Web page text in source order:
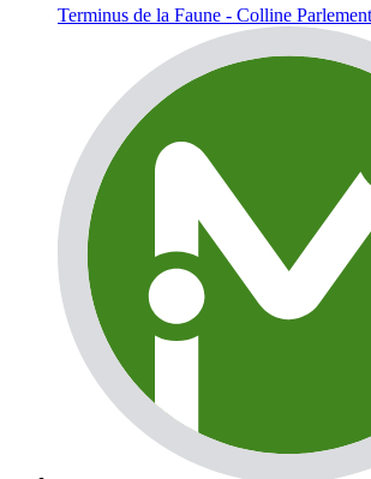
Terminus de la Faune - Colline